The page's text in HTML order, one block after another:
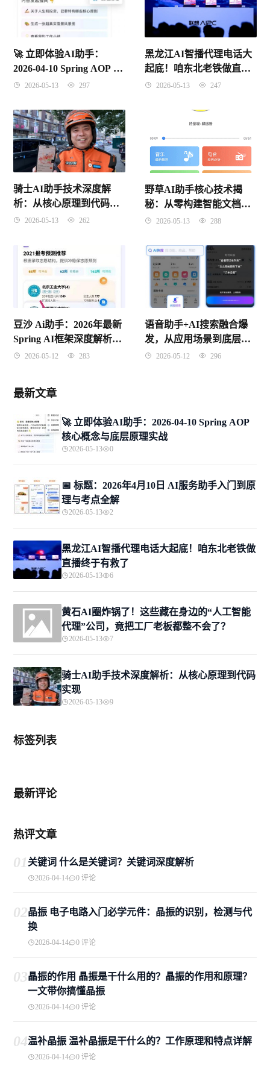
🚀 立即体验AI助手：
2026-04-10 Spring AOP 核
心概念与底层原理实战
2026-05-13 297
黑龙江AI智播代理电话大
起底！咱东北老铁做直播
终于有救了
2026-05-13 247
骑士AI助手技术深度解
析：从核心原理到代码实
现 2026-05-13 262
野草AI助手核心技术揭
秘：从零构建智能文档处
理系统（2026年4月）
2026-05-13 288
豆沙 Ai助手：2026年最新
Spring AI框架深度解析，
从概念到面试一网打尽
2026-05-12 283
语音助手+AI搜索融合爆
发，从应用场景到底层原
理一文学透（2026年4月10
2026-05-12 296
最新文章
🚀 立即体验AI助手：2026-04-10 Spring AOP
核心概念与底层原理实战
2026-05-13 0
📅 标题：2026年4月10日 AI服务助手入门到原
理与考点全解
2026-05-13 2
黑龙江AI智播代理电话大起底！咱东北老铁做
直播终于有救了
2026-05-13 6
黄石AI圈炸锅了！这些藏在身边的“人工智能
代理”公司，竟把工厂老板都整不会了？
2026-05-13 7
骑士AI助手技术深度解析：从核心原理到代码
实现
2026-05-13 9
标签列表
最新评论
热评文章
01关键词 什么是关键词？关键词深度解析
2026-04-14 0 评论
02晶振 电子电路入门必学元件：晶振的识别，检测与代
换
2026-04-14 0 评论
03晶振的作用 晶振是干什么用的？晶振的作用和原理？
一文带你搞懂晶振
2026-04-14 0 评论
04温补晶振 温补晶振是干什么的？工作原理和特点详解
2026-04-14 0 评论